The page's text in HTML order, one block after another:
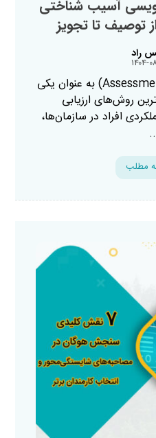
آسیب‌ شناختی
توصیف تا تجویز
راد
۰۸-۲۰
کانون ارزیابی (Assessment Center) به عنوان یکی
روش‌های ارزیابی
افراد در سازمان‌ها،
مطلب